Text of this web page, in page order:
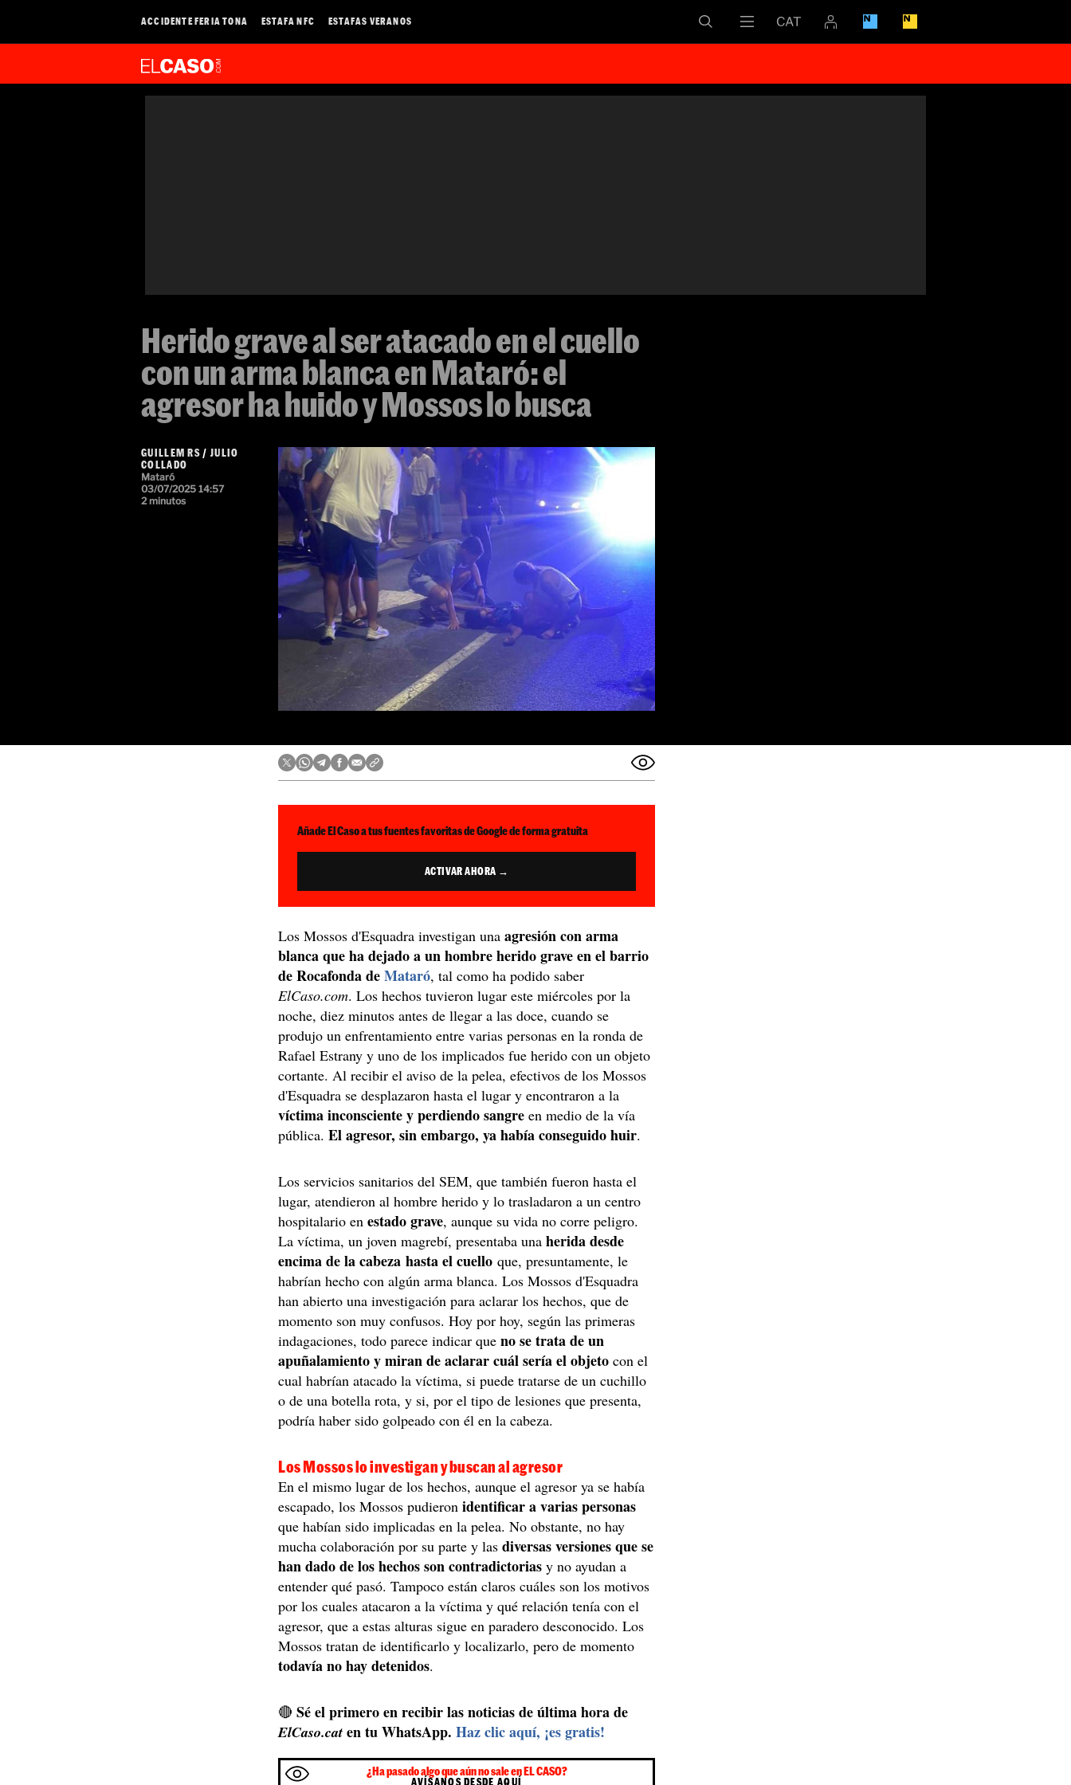
ACCIDENTE FERIA TONA ESTAFA NFC ESTAFAS VERANOS
Herido grave al ser atacado en el cuello
con un arma blanca en Mataró: el
agresor ha huido y Mossos lo busca
GUILLEM RS / JULIO
COLLADO
Mataró
03/07/2025 14:57
2 minutos
Añade El Caso a tus fuentes favoritas de Google de forma gratuita
ACTIVAR AHORA →
Los Mossos d'Esquadra investigan unaagresión con arma
blanca que ha dejado a un hombre herido grave en el barrio
de Rocafonda deMataró, tal como ha podido saber
ElCaso.com. Los hechos tuvieron lugar este miércoles por la
noche, diez minutos antes de llegar a las doce, cuando se
produjo un enfrentamiento entre varias personas en la ronda de
Rafael Estrany y uno de los implicados fue herido con un objeto
cortante. Al recibir el aviso de la pelea, efectivos de los Mossos
d'Esquadra se desplazaron hasta el lugar y encontraron a la
víctima inconsciente y perdiendo sangre en medio de la vía
pública.El agresor, sin embargo, ya había conseguido huir.
Los servicios sanitarios del SEM, que también fueron hasta el
lugar, atendieron al hombre herido y lo trasladaron a un centro
hospitalario enestado grave, aunque su vida no corre peligro.
La víctima, un joven magrebí, presentaba unaherida desde
encima de la cabeza hasta el cuello que, presuntamente, le
habrían hecho con algún arma blanca. Los Mossos d'Esquadra
han abierto una investigación para aclarar los hechos, que de
momento son muy confusos. Hoy por hoy, según las primeras
indagaciones, todo parece indicar queno se trata de un
apuñalamiento y miran de aclarar cuál sería el objeto con el
cual habrían atacado la víctima, si puede tratarse de un cuchillo
o de una botella rota, y si, por el tipo de lesiones que presenta,
podría haber sido golpeado con él en la cabeza.
Los Mossos lo investigan y buscan al agresor
En el mismo lugar de los hechos, aunque el agresor ya se había
escapado, los Mossos pudieronidentificar a varias personas
que habían sido implicadas en la pelea. No obstante, no hay
mucha colaboración por su parte y lasdiversas versiones que se
han dado de los hechos son contradictorias y no ayudan a
entender qué pasó. Tampoco están claros cuáles son los motivos
por los cuales atacaron a la víctima y qué relación tenía con el
agresor, que a estas alturas sigue en paradero desconocido. Los
Mossos tratan de identificarlo y localizarlo, pero de momento
todavía no hay detenidos.
🔴Sé el primero en recibir las noticias de última hora de
ElCaso.cat en tu WhatsApp.Haz clic aquí, ¡es gratis!
¿Ha pasado algo que aún no sale en EL CASO?
AVÍSANOS DESDE AQUÍ